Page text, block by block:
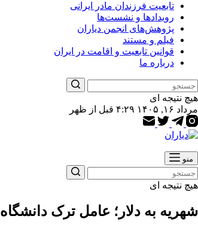
تابعیت فرزندان مادر ایرانی
رویدادها و نشست‌ها
پژوهش‌های انجمن دیاران
فیلم و مستند
قوانین تابعیت و اقامت در ایران
درباره ما
هیچ نتیجه ای
مرداد ۱۶, ۱۴۰۵ ۴:۲۹ قبل از ظهر
منو
هیچ نتیجه ای
شهریه به دلار؛ عامل ترک دانشگاه